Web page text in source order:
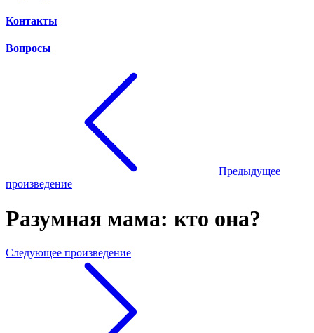
Контакты
Вопросы
Предыдущее
произведение
Разумная мама: кто она?
Следующее произведение